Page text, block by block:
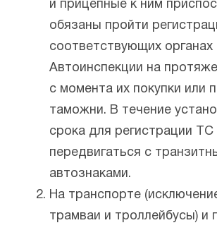
и прицепные к ним
обязаны пройти
соответствующих органах
Автоинспекции на
с момента их покупки или
таможни. В течение
срока для регистрации ТС
передвигаться с
автознаками.
На транспорте
трамваи и троллейбусы) и